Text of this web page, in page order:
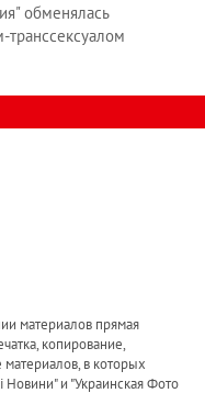
обменялась
материалов прямая
копирование,
в которых
Новини" и "Украинская Фото